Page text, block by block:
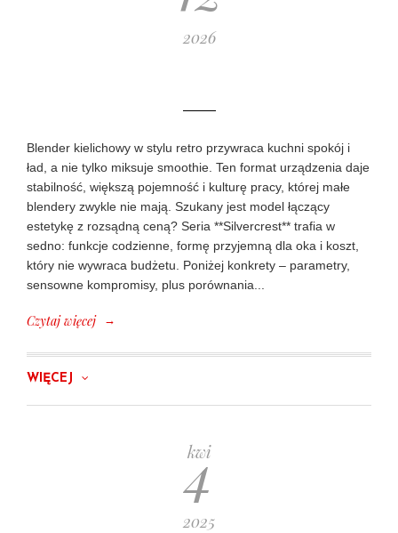
2026
Blender kielichowy w stylu retro przywraca kuchni spokój i
ład, a nie tylko miksuje smoothie. Ten format urządzenia daje
stabilność, większą pojemność i kulturę pracy, której małe
blendery zwykle nie mają. Szukany jest model łączący
estetykę z rozsądną ceną? Seria **Silvercrest** trafia w
sedno: funkcje codzienne, formę przyjemną dla oka i koszt,
który nie wywraca budżetu. Poniżej konkrety – parametry,
sensowne kompromisy, plus porównania...
Czytaj więcej →
WIĘCEJ
kwi
4
2025